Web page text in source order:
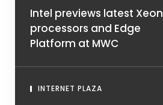
Intel previews latest Xeon
processors and Edge
Platform at MWC
INTERNET PLAZA